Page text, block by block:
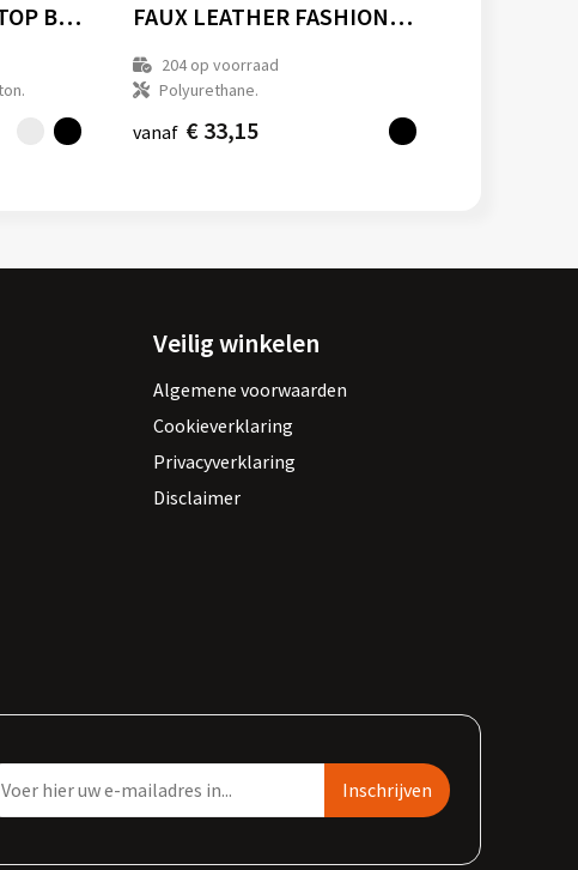
REFLECTIVE ROLL-TOP BACKPACK FAUX LEATHER FASHION BACKPACK
204op voorraad
Polyurethane.
vanaf € 33,15
Veilig winkelen
Algemene voorwaarden
Cookieverklaring
Privacyverklaring
Disclaimer